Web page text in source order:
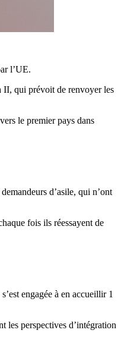
l’UE.
II, qui prévoit de renvoyer les
le premier pays dans
d’asile, qui n’ont
fois ils réessayent de
engagée à en accueillir 1
les perspectives d’intégration